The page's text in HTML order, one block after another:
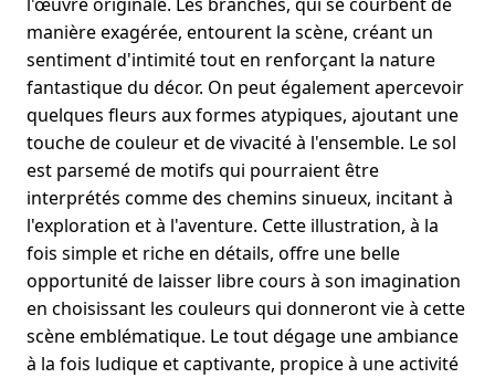
manière exagérée, entourent la scène, créant un
sentiment d'intimité tout en renforçant la nature
fantastique du décor. On peut également apercevoir
quelques fleurs aux formes atypiques, ajoutant une
touche de couleur et de vivacité à l'ensemble. Le sol
est parsemé de motifs qui pourraient être
interprétés comme des chemins sinueux, incitant à
l'exploration et à l'aventure. Cette illustration, à la
fois simple et riche en détails, offre une belle
opportunité de laisser libre cours à son imagination
en choisissant les couleurs qui donneront vie à cette
scène emblématique. Le tout dégage une ambiance
à la fois ludique et captivante, propice à une activité